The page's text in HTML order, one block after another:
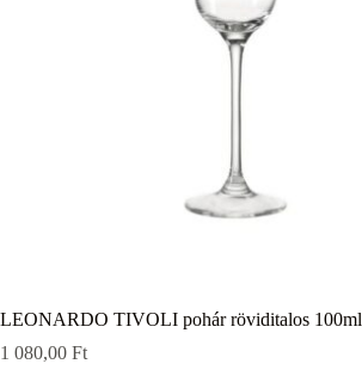
LEONARDO TIVOLI pohár röviditalos 100ml
1 080,00 Ft